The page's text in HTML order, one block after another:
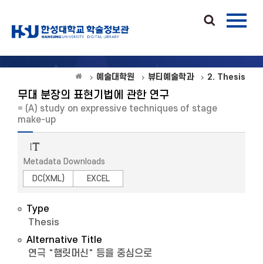
예술대학원 뷰티예술학과 2. Thesis
무대 분장의 표현기법에 관한 연구
= (A) study on expressive techniques of stage
make-up
Metadata Downloads
DC(XML)
EXCEL
Type
Thesis
Alternative Title
연극 "햄릿머신" 등을 중심으로